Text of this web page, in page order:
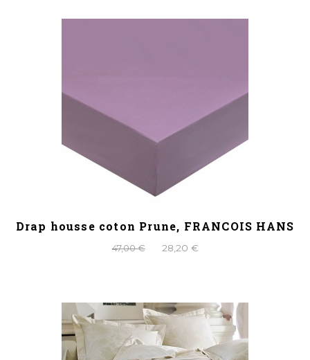
Drap housse coton Prune, FRANCOIS HANS
47,00 € 28,20 €